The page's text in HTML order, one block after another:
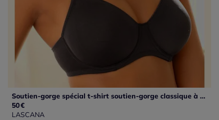
Soutien-gorge spécial t-shirt soutien-gorge classique à armatures avec bretelles interchangeables tendance
50€
LASCANA